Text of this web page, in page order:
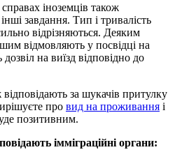
іноземців також
завдання. Тип і тривалість
відрізняються. Деяким
відмовляють у посвідці на
на виїзд відповідно до
за шукачів притулку
про вид на проживання і
позитивним.
імміграційні органи: